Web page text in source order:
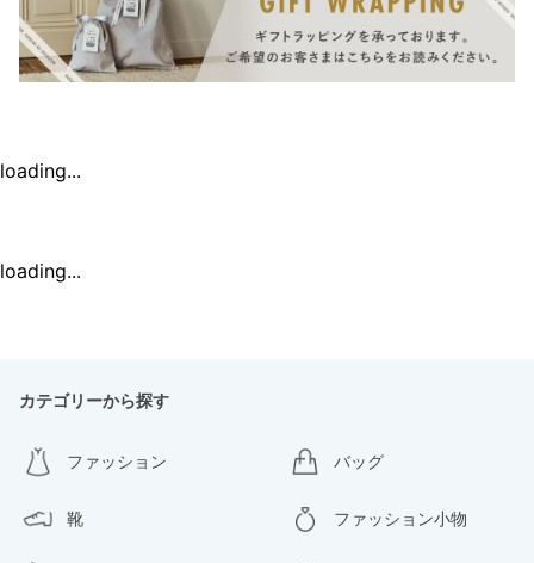
loading...
loading...
カテゴリーから探す
ファッション バッグ
靴 ファッション小物